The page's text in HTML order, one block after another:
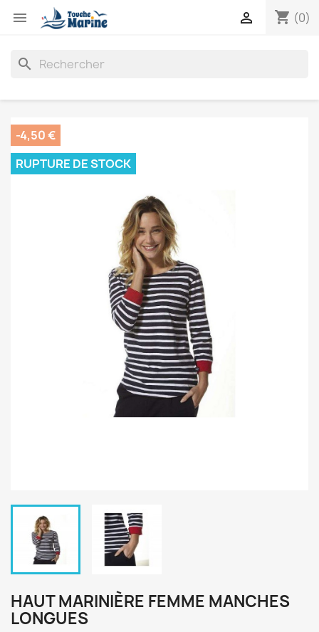
 shopping_cart (0)

search
-4,50 €
RUPTURE DE STOCK
HAUT MARINIÈRE FEMME MANCHES
LONGUES